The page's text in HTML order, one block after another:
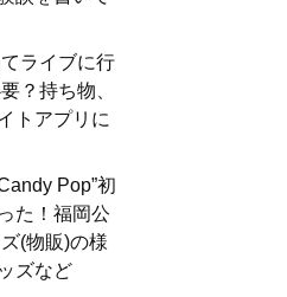
ライブに行
？持ち物、
トアプリに
Pop”初
た！福岡公
(物販)の様
ズなど